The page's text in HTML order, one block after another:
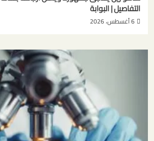
التفاصيل | البوابة
6 أغسطس، 2026